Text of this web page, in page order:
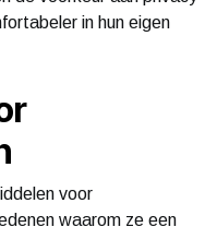
in hun eigen
voor
waarom ze een